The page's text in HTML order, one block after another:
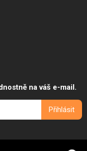
na váš e-mail.